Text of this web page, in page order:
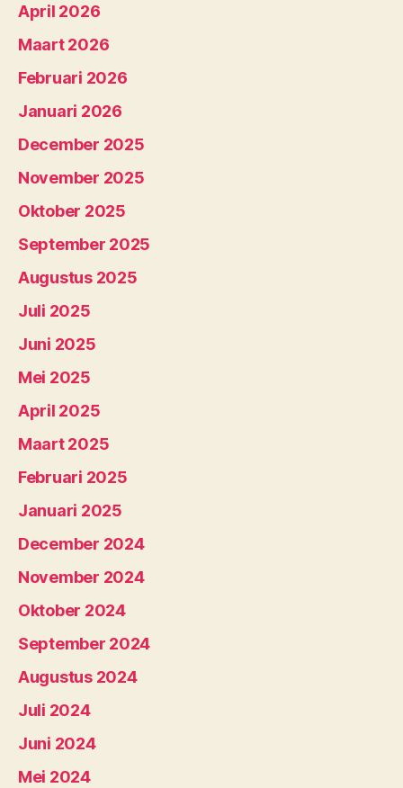
April 2026
Maart 2026
Februari 2026
Januari 2026
December 2025
November 2025
Oktober 2025
September 2025
Augustus 2025
Juli 2025
Juni 2025
Mei 2025
April 2025
Maart 2025
Februari 2025
Januari 2025
December 2024
November 2024
Oktober 2024
September 2024
Augustus 2024
Juli 2024
Juni 2024
Mei 2024